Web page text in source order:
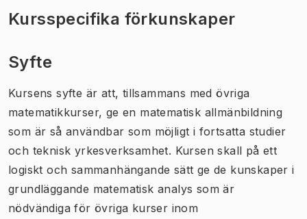
Kursspecifika förkunskaper
Syfte
Kursens syfte är att, tillsammans med övriga
matematikkurser, ge en matematisk allmänbildning
som är så användbar som möjligt i fortsatta studier
och teknisk yrkesverksamhet. Kursen skall på ett
logiskt och sammanhängande sätt ge de kunskaper i
grundläggande matematisk analys som är
nödvändiga för övriga kurser inom